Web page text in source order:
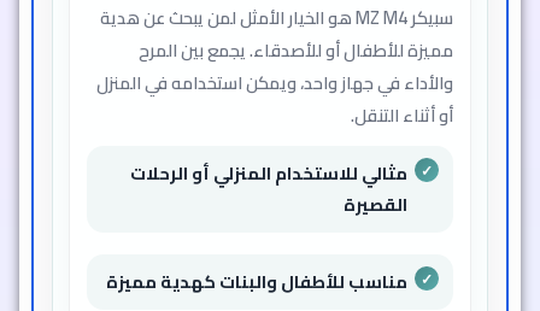
سبيكر MZ M4 هو الخيار الأمثل لمن يبحث عن هدية
مميزة للأطفال أو للأصدقاء. يجمع بين المرح
والأداء في جهاز واحد، ويمكن استخدامه في المنزل
أو أثناء التنقل.
مثالي للاستخدام المنزلي أو الرحلات
القصيرة
مناسب للأطفال والبنات كهدية مميزة